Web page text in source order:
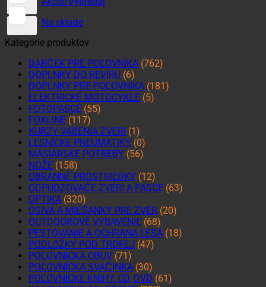
Na sklade
Kategórie produktov
DARČEK PRE POĽOVNÍKA (762)
DOPLNKY DO REVÍRU (6)
DOPLNKY PRE POĽOVNÍKA (181)
ELEKTRICKÉ MOTOCYKLE (5)
FOTOPASCE (55)
FOXLINE (117)
KURZY VÁBENIA ZVERI (1)
LESNÍCKE PNEUMATIKY (0)
MÄSIARSKE POTREBY (56)
NOŽE (158)
OBRANNÉ PROSTRIEDKY (12)
ODPUDZOVAČE ZVERI A PASCE (63)
OPTIKA (320)
OSIVÁ A MIEŠANKY PRE ZVER (20)
OUTDOOROVÉ VYBAVENIE (68)
PESTOVANIE A OCHRANA LESA (18)
PODLOŽKY POD TROFEJ (47)
POĽOVNÍCKA OBUV (71)
POĽOVNÍCKA SVAČINKA (30)
POĽOVNÍCKE KNIHY, CD, DVD (61)